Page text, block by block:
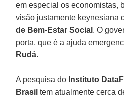
em especial os economistas,
visão justamente keynesiana
de Bem-Estar Social . O
porta, que é a ajuda
Rudá.
A pesquisa do Instituto
Brasil tem atualmente cerca